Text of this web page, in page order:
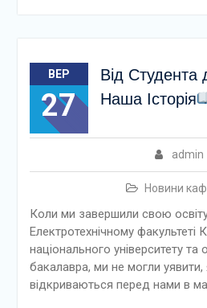
ВЕР
27
Від Студента
Наша Історія
admin
Новини
Коли ми завершили свою
Електротехнічному факультеті
національного університету
бакалавра, ми не могли уявити,
відкриваються перед нами в